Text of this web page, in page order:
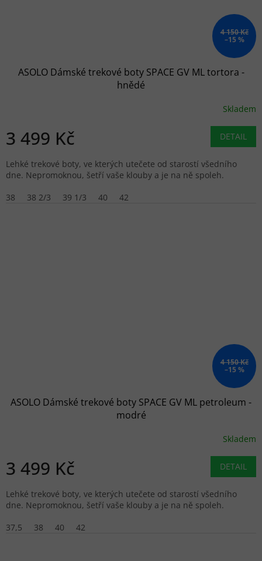
4 150 Kč
–15 %
ASOLO Dámské trekové boty SPACE GV ML tortora -
hnědé
Skladem
3 499 Kč DETAIL
Lehké trekové boty, ve kterých utečete od starostí všedního
dne. Nepromoknou, šetří vaše klouby a je na ně spoleh.
38
38 2/3 39 1/3 40 42
4 150 Kč
–15 %
ASOLO Dámské trekové boty SPACE GV ML petroleum -
modré
Skladem
3 499 Kč DETAIL
Lehké trekové boty, ve kterých utečete od starostí všedního
dne. Nepromoknou, šetří vaše klouby a je na ně spoleh.
37,5
38 40 42